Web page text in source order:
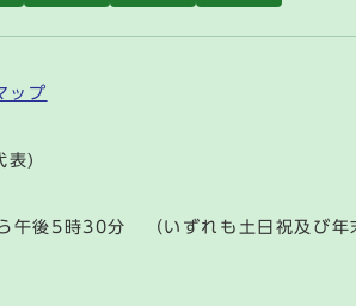
ップ
表)
後5時30分 （いずれも土日祝及び年